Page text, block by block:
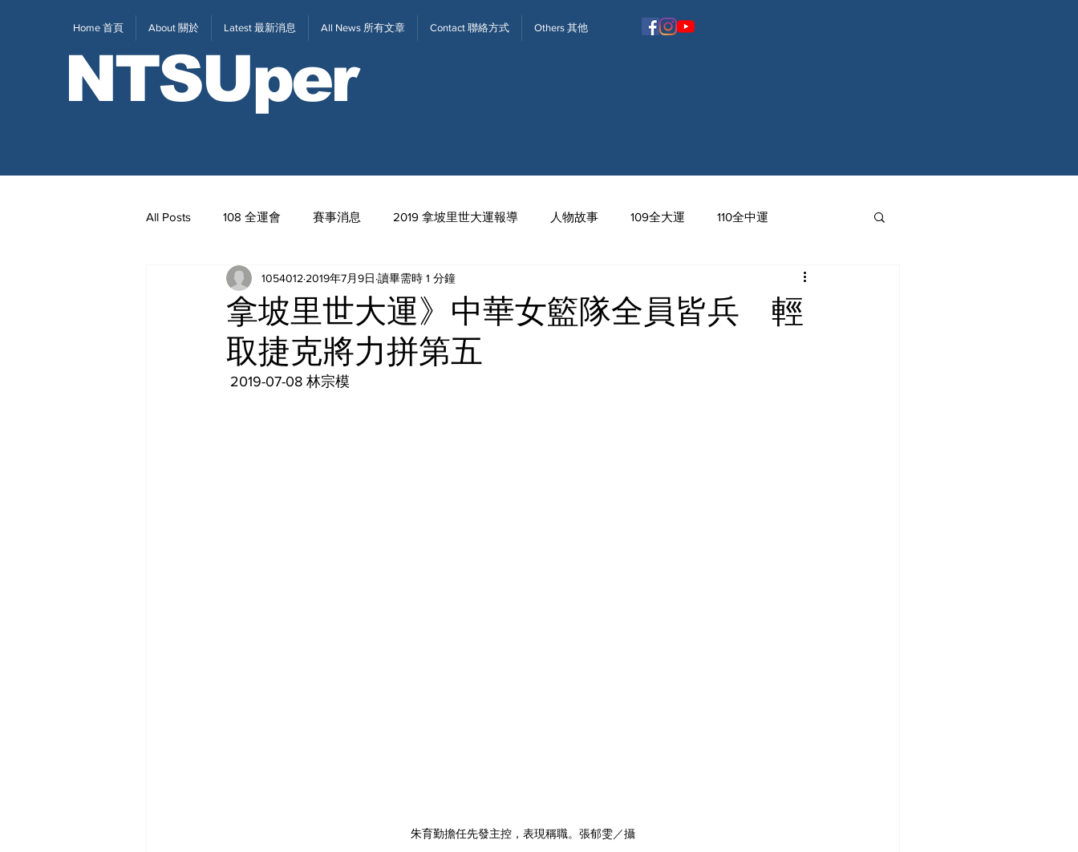
Home 首頁 About 關於 Latest 最新消息 All News 所有文章 Contact 聯絡方式 Others 其他
NTSUper
All Posts 108 全運會 賽事消息 2019 拿坡里世大運報導 人物故事 109全大運 110全中運
2020東京奧運 111全大運 113全中運
拿坡里世大運》中華女籃隊全員皆兵 輕
取捷克將力拼第五
1054012 2019年7月9日 讀畢需時 1 分鐘
2019-07-08 林宗模
朱育勤擔任先發主控，表現稱職。張郁雯／攝